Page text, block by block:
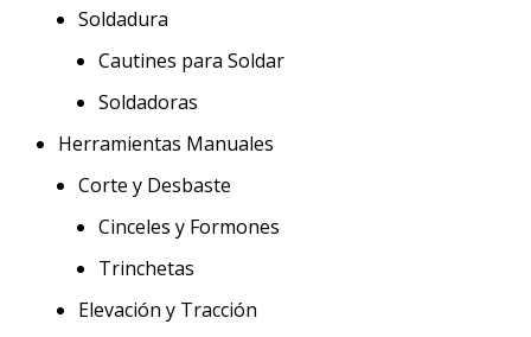
Soldadura
Cautines para Soldar
Soldadoras
Herramientas Manuales
Corte y Desbaste
Cinceles y Formones
Trinchetas
Elevación y Tracción